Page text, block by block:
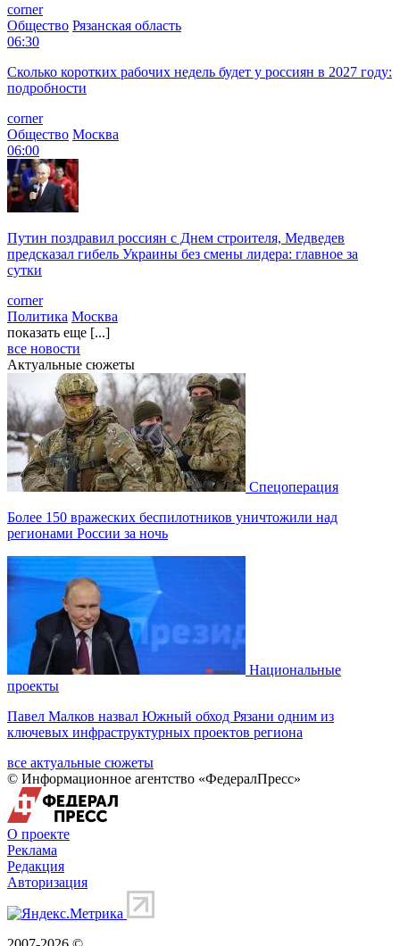
corner
Общество Рязанская область
06:30
Сколько коротких рабочих недель будет у россиян в 2027 году:
подробности
corner
Общество Москва
06:00
Путин поздравил россиян с Днем строителя, Медведев
предсказал гибель Украины без смены лидера: главное за
сутки
corner
Политика Москва
показать еще [...]
все новости
Актуальные сюжеты
Спецоперация
Более 150 вражеских беспилотников уничтожили над
регионами России за ночь
Национальные
проекты
Павел Малков назвал Южный обход Рязани одним из
ключевых инфраструктурных проектов региона
все актуальные сюжеты
© Информационное агентство «ФедералПресс»
О проекте
Реклама
Редакция
Авторизация